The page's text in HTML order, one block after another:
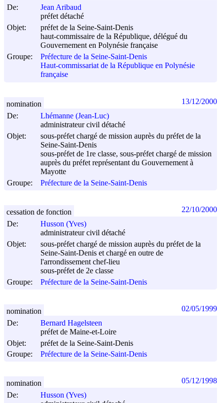
De:
Jean Aribaud
préfet détaché
Objet:
préfet de la Seine-Saint-Denis
haut-commissaire de la République, délégué du
Gouvernement en Polynésie française
Groupe:
Préfecture de la Seine-Saint-Denis
Haut-commissariat de la République en Polynésie
française
De:
Lhémanne (Jean-Luc)
administrateur civil détaché
Objet:
sous-préfet chargé de mission auprès du préfet de la
Seine-Saint-Denis
sous-préfet de 1re classe, sous-préfet chargé de mission
auprès du préfet représentant du Gouvernement à
Mayotte
Groupe:
Préfecture de la Seine-Saint-Denis
nomination 13/12/2000
De:
Husson (Yves)
administrateur civil détaché
Objet:
sous-préfet chargé de mission auprès du préfet de la
Seine-Saint-Denis et chargé en outre de
l'arrondissement chef-lieu
sous-préfet de 2e classe
Groupe:
Préfecture de la Seine-Saint-Denis
cessation de fonction 22/10/2000
De:
Bernard Hagelsteen
préfet de Maine-et-Loire
Objet:
préfet de la Seine-Saint-Denis
Groupe:
Préfecture de la Seine-Saint-Denis
nomination 02/05/1999
De:
Husson (Yves)
nomination 05/12/1998